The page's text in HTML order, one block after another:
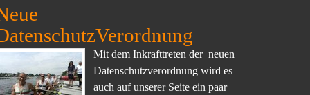
Mit dem Inkrafttreten der neuen
Datenschutzverordnung wird es
auch auf unserer Seite ein paar